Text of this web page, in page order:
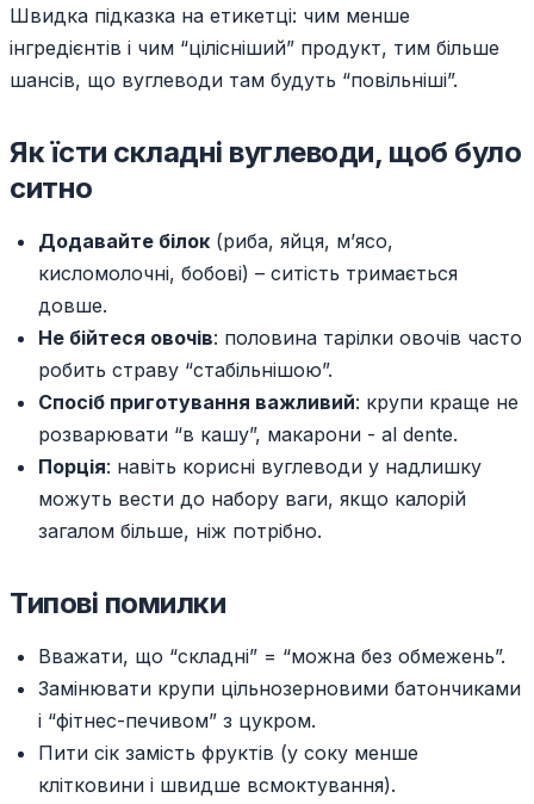
Швидка підказка на етикетці: чим менше
інгредієнтів і чим “цілісніший” продукт, тим більше
шансів, що вуглеводи там будуть “повільніші”.
Як їсти складні вуглеводи, щоб було
ситно
Додавайте білок (риба, яйця, м’ясо,
кисломолочні, бобові) – ситість тримається
довше.
Не бійтеся овочів: половина тарілки овочів часто
робить страву “стабільнішою”.
Спосіб приготування важливий: крупи краще не
розварювати “в кашу”, макарони - al dente.
Порція: навіть корисні вуглеводи у надлишку
можуть вести до набору ваги, якщо калорій
загалом більше, ніж потрібно.
Типові помилки
Вважати, що “складні” = “можна без обмежень”.
Замінювати крупи цільнозерновими батончиками
і “фітнес-печивом” з цукром.
Пити сік замість фруктів (у соку менше
клітковини і швидше всмоктування).